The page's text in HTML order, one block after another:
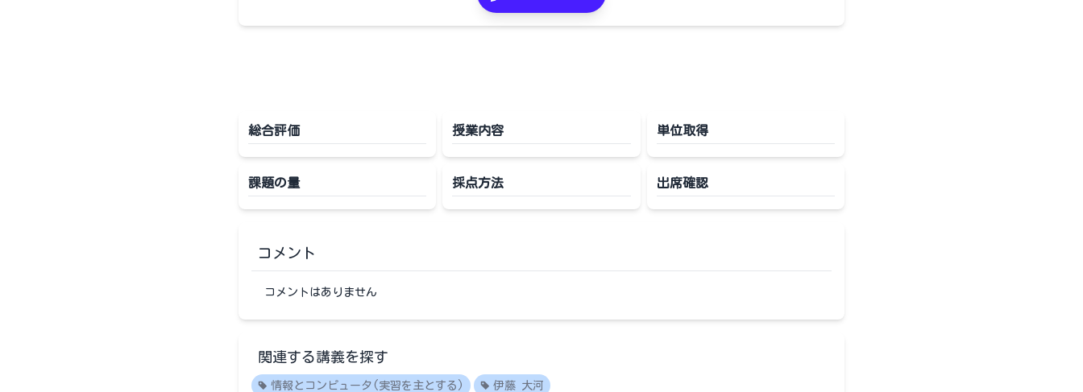
総合評価 授業内容 単位取得
課題の量 採点方法 出席確認
コメント
コメントはありません
関連する講義を探す
情報とコンピュータ(実習を主とする) 伊藤 大河